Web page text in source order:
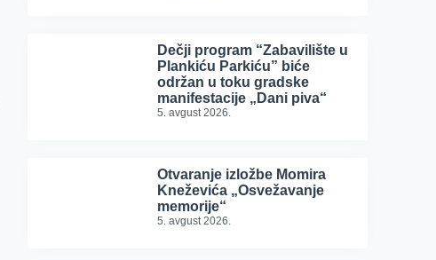
Dečji program “Zabavilište u
Plankiću Parkiću” biće
održan u toku gradske
manifestacije „Dani piva“
5. avgust 2026.
Otvaranje izložbe Momira
Kneževića „Osvežavanje
memorije“
5. avgust 2026.